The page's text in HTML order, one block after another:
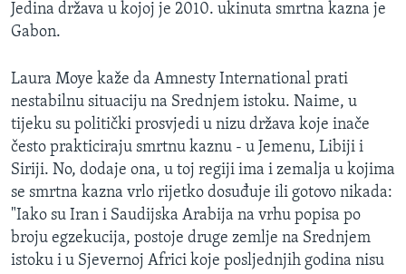
Jedina država u kojoj je 2010. ukinuta smrtna kazna je
Gabon.
Laura Moye kaže da Amnesty International prati
nestabilnu situaciju na Srednjem istoku. Naime, u
tijeku su politički prosvjedi u nizu država koje inače
često prakticiraju smrtnu kaznu - u Jemenu, Libiji i
Siriji. No, dodaje ona, u toj regiji ima i zemalja u kojima
se smrtna kazna vrlo rijetko dosuđuje ili gotovo nikada:
"Iako su Iran i Saudijska Arabija na vrhu popisa po
broju egzekucija, postoje druge zemlje na Srednjem
istoku i u Sjevernoj Africi koje posljednjih godina nisu